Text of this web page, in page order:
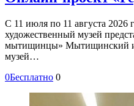
С 11 июля по 11 августа
художественный музей
мытищинцы» Мытищинский
музей…
0Бесплатно 0